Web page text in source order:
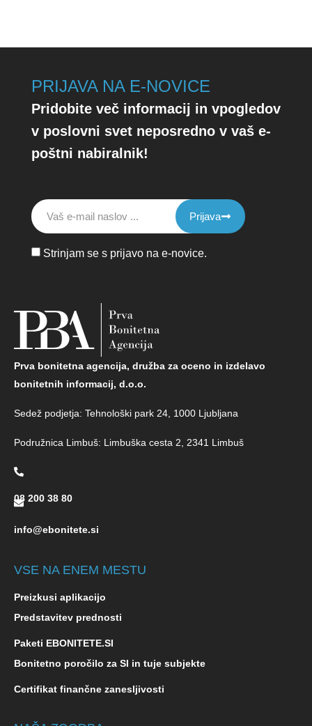
PRIJAVA NA E-NOVICE
Pridobite več informacij in vpogledov
v poslovni svet neposredno v vaš e-
poštni nabiralnik!
Strinjam se s prijavo na e-novice.
Prijava
Prva bonitetna agencija, družba za oceno in izdelavo
bonitetnih informacij, d.o.o.
Sedež podjetja: Tehnološki park 24, 1000 Ljubljana
Podružnica Limbuš: Limbuška cesta 2, 2341 Limbuš
08 200 38 80
info@ebonitete.si
VSE NA ENEM MESTU
Preizkusi aplikacijo
Predstavitev prednosti
Paketi EBONITETE.SI
Bonitetno poročilo za SI in tuje subjekte
Certifikat finančne zanesljivosti